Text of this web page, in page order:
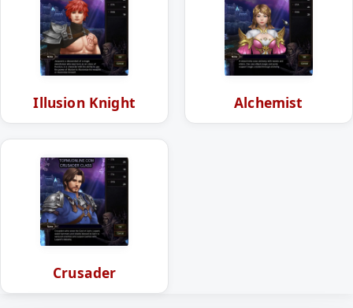
Illusion Knight Alchemist
Crusader